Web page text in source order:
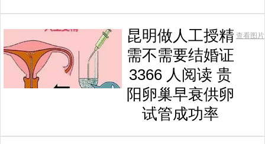
昆明做人工授精
需不需要结婚证
3366 人阅读 贵
阳卵巢早衰供卵
试管成功率
查看图片